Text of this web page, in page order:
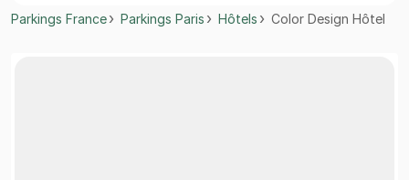
Parkings France Parkings Paris Hôtels Color Design Hôtel